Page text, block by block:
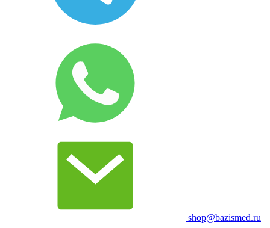
shop@bazismed.ru